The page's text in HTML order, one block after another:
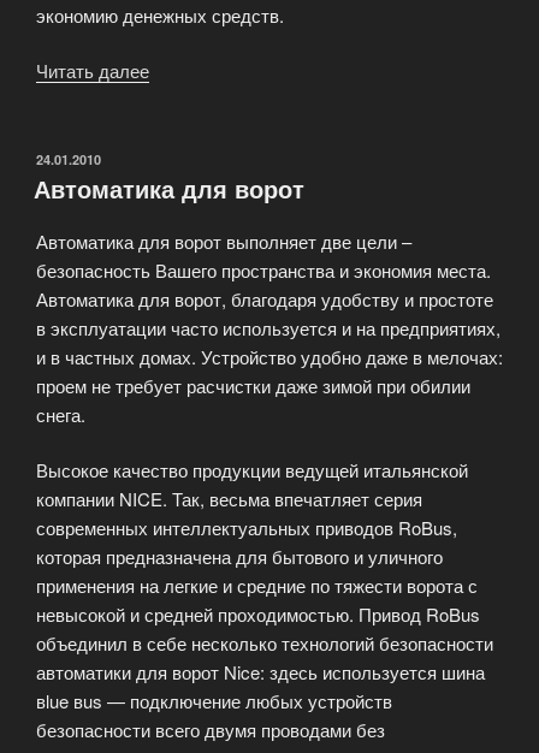
экономию денежных средств.
Читать далее
быть
роскошного
мира»
ОПУБЛИКОВАНО
24.01.2010
Автоматика для ворот
Автоматика для ворот выполняет две цели –
безопасность Вашего пространства и экономия места.
Автоматика для ворот, благодаря удобству и простоте
в эксплуатации часто используется и на предприятиях,
и в частных домах. Устройство удобно даже в мелочах:
проем не требует расчистки даже зимой при обилии
снега.
Высокое качество продукции ведущей итальянской
компании NICE. Так, весьма впечатляет серия
современных интеллектуальных приводов RoBus,
которая предназначена для бытового и уличного
применения на легкие и средние по тяжести ворота с
невысокой и средней проходимостью. Привод RoBus
объединил в себе несколько технологий безопасности
автоматики для ворот Nice: здесь используется шина
вlue вus — подключение любых устройств
безопасности всего двумя проводами без